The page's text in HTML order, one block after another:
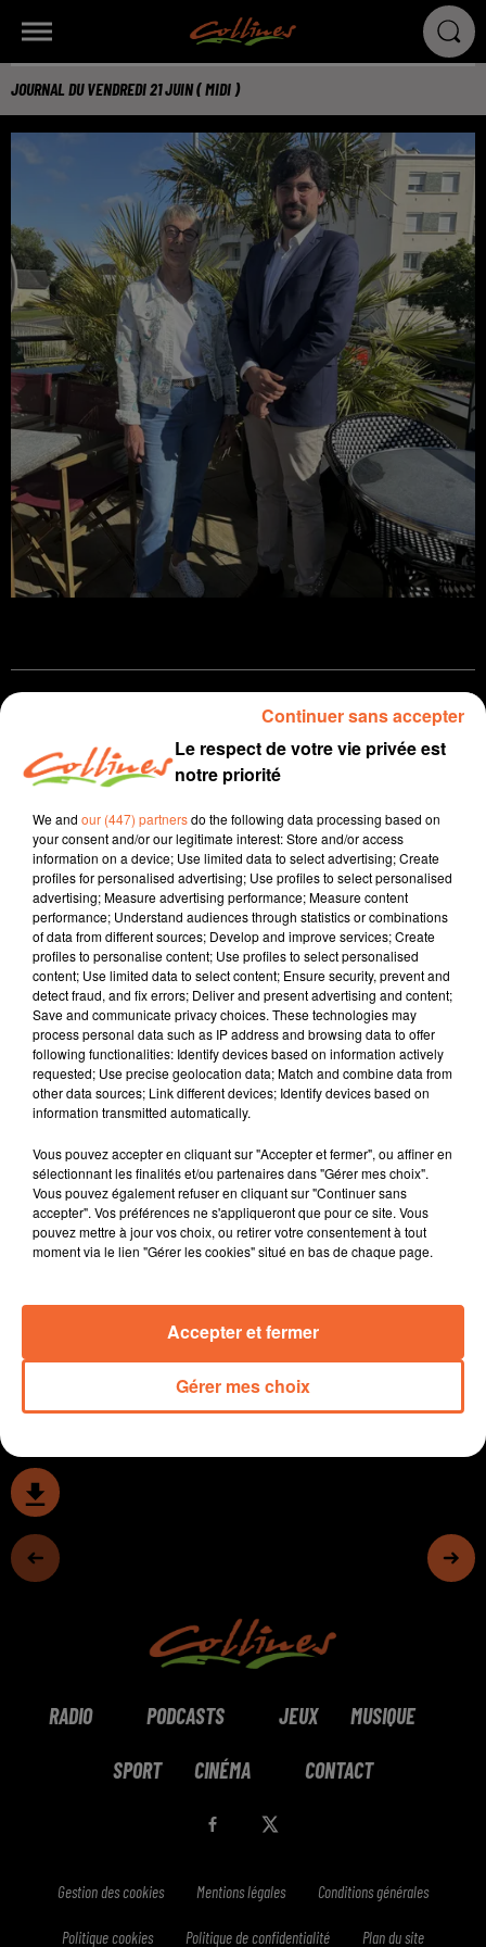
JOURNAL DU VENDREDI 21 JUIN ( MIDI )
21 juin 2024 - 14 min 43 sec
Patrice Bémanangy
L'info près de chez vous
Alors que la reprise est fixée au 02 juillet, la situation
n'a pas évolué depuis un mois pour les Chamois
Niortais. Le coach Philippe Hinsberger n'a pas sa
langue dans sa poche.
Politique : Coralie Desnoues la président du
département s'exprime sur le ralliement de Philippe
Robin à l'entente LR/RN de Ciotti pour les légslatives.
Les législatives avec la candidature de Mathieu
Manceau ( photo ) pour Les Républicains en nord
deux-sèvres. Il y a deux ans, il était dans l'équipe .... de
Philippe Robin
Dans une 10aine de jours, les Arts Osés de Thouars.
Après le carton de 2023, pas de grosse tête d'affiche
cette année mais une programmation qui séduira le
Plus de 550 élèves ont participé à des olympiades hier
au stade Métayer de Bressuire.
RADIO PODCASTS JEUX MUSIQUE
SPORT CINÉMA CONTACT
Gestion des cookies Mentions légales Conditions générales
Politique cookies Politique de confidentialité Plan du site
Le respect de votre vie privée est
notre priorité
We and our (447) partnersdo the following data processing based on
your consent and/or our legitimate interest: Store and/or access
information on a device; Use limited data to select advertising; Create
profiles for personalised advertising; Use profiles to select personalised
advertising; Measure advertising performance; Measure content
performance; Understand audiences through statistics or combinations
of data from different sources; Develop and improve services; Create
profiles to personalise content; Use profiles to select personalised
content; Use limited data to select content; Ensure security, prevent and
detect fraud, and fix errors; Deliver and present advertising and content;
Save and communicate privacy choices. These technologies may
process personal data such as IP address and browsing data to offer
following functionalities: Identify devices based on information actively
requested; Use precise geolocation data; Match and combine data from
other data sources; Link different devices; Identify devices based on
information transmitted automatically.
Vous pouvez accepter en cliquant sur "Accepter et fermer", ou affiner en
sélectionnant les finalités et/ou partenaires dans "Gérer mes choix".
Vous pouvez également refuser en cliquant sur "Continuer sans
accepter". Vos préférences ne s'appliqueront que pour ce site. Vous
pouvez mettre à jour vos choix, ou retirer votre consentement à tout
moment via le lien "Gérer les cookies" situé en bas de chaque page.
Gérer mes choix
Accepter et fermer
Continuer sans accepter